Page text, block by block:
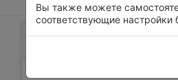
Вы также можете
соответствующие настройки